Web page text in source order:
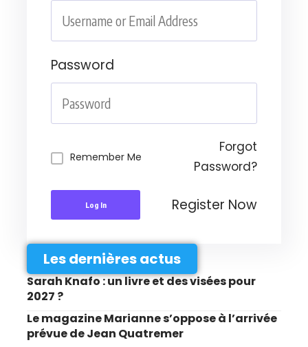
Password
Remember Me
Forgot
Password?
Log In Register Now
Les dernières actus
Sarah Knafo : un livre et des visées pour
2027 ?
Le magazine Marianne s’oppose à l’arrivée
prévue de Jean Quatremer